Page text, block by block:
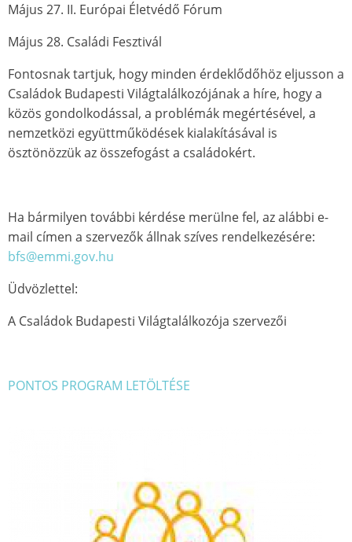
Május 27. II. Európai Életvédő Fórum
Május 28. Családi Fesztivál
Fontosnak tartjuk, hogy minden érdeklődőhöz eljusson a
Családok Budapesti Világtalálkozójának a híre, hogy a
közös gondolkodással, a problémák megértésével, a
nemzetközi együttműködések kialakításával is
ösztönözzük az összefogást a családokért.
Ha bármilyen további kérdése merülne fel, az alábbi e-
mail címen a szervezők állnak szíves rendelkezésére:
bfs@emmi.gov.hu
Üdvözlettel:
A Családok Budapesti Világtalálkozója szervezői
PONTOS PROGRAM LETÖLTÉSE